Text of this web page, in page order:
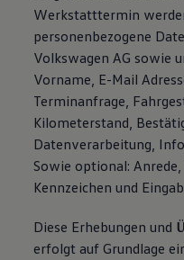
Werkstatttermin
personenbezogene
Volkswagen AG sowie
Vorname, E-Mail
Terminanfrage,
Kilometerstand,
Datenverarbeitung,
Sowie optional:
Kennzeichen und
Diese Erhebungen und
erfolgt auf Grundlage